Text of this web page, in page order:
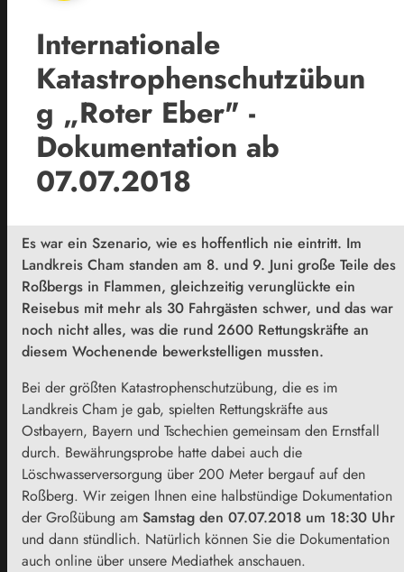
Internationale
Katastrophenschutzübun
g „Roter Eber" -
Dokumentation ab
07.07.2018
Es war ein Szenario, wie es hoffentlich nie eintritt. Im
Landkreis Cham standen am 8. und 9. Juni große Teile des
Roßbergs in Flammen, gleichzeitig verunglückte ein
Reisebus mit mehr als 30 Fahrgästen schwer, und das war
noch nicht alles, was die rund 2600 Rettungskräfte an
diesem Wochenende bewerkstelligen mussten.
Bei der größten Katastrophenschutzübung, die es im
Landkreis Cham je gab, spielten Rettungskräfte aus
Ostbayern, Bayern und Tschechien gemeinsam den Ernstfall
durch. Bewährungsprobe hatte dabei auch die
Löschwasserversorgung über 200 Meter bergauf auf den
Roßberg. Wir zeigen Ihnen eine halbstündige Dokumentation
der Großübung am Samstag den 07.07.2018 um 18:30 Uhr
und dann stündlich. Natürlich können Sie die Dokumentation
auch online über unsere Mediathek anschauen.